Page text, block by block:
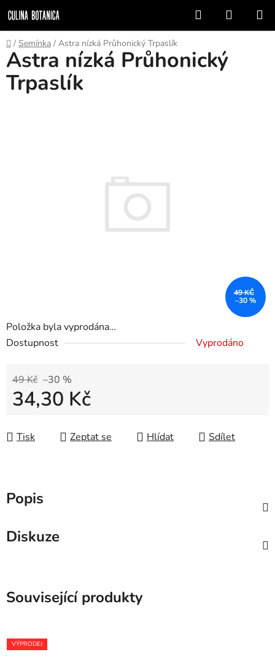
na
obsah
Hledat
KOŠÍK
Domů
/ Semínka / Astra nízká Průhonický Trpaslík
Položka byla vyprodána…
Dostupnost
Vyprodáno
49 Kč –30 %
34,30 Kč
Tisk
Zeptat se Hlídat Sdílet
Astra nízká Průhonický
Trpaslík
49 KČ
–30 %
Popis
Diskuze
Související produkty
VÝPRODEJ